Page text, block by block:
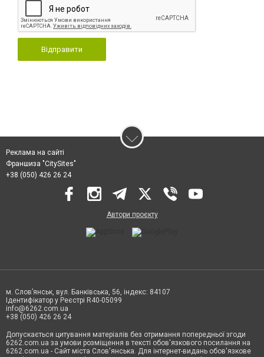
Відправити
Реклама на сайті
Франшиза "CitySites"
+38 (050) 426 26 24
Автори проєкту
м. Слов’янськ, вул. Банківська, 56, індекс: 84107
Ідентифікатор у Реєстрі R40-05099
info@6262.com.ua
+38 (050) 426 26 24
Допускається цитування матеріалів без отримання попередньої згоди
6262.com.ua за умови розміщення в тексті обов'язкового посилання на
6262.com.ua - Сайт міста Слов'янська. Для інтернет-видань обов'язкове